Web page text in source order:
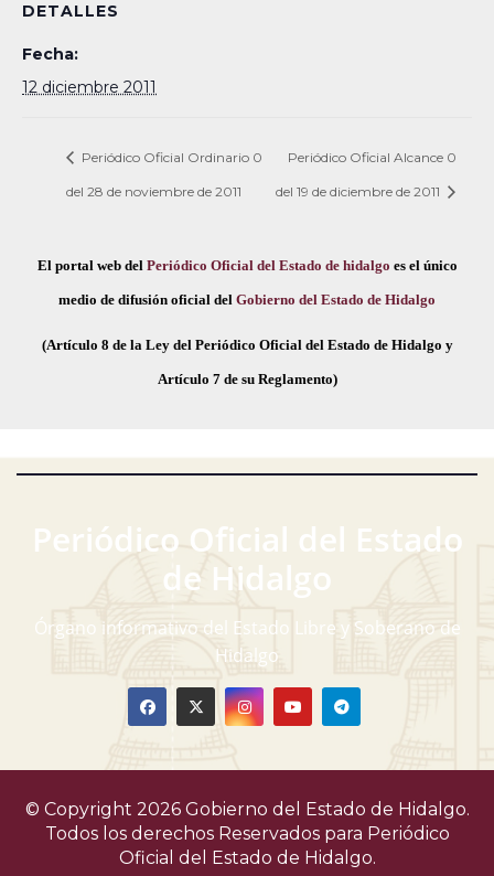
DETALLES
Fecha:
12 diciembre 2011
Periódico Oficial Ordinario 0
del 28 de noviembre de 2011
Periódico Oficial Alcance 0
del 19 de diciembre de 2011
El portal web del Periódico Oficial del Estado de hidalgo es el único
medio de difusión oficial del Gobierno del Estado de Hidalgo
(Artículo 8 de la Ley del Periódico Oficial del Estado de Hidalgo y
Artículo 7 de su Reglamento)
Periódico Oficial del Estado
de Hidalgo
Órgano informativo del Estado Libre y Soberano de
Hidalgo
© Copyright 2026 Gobierno del Estado de Hidalgo.
Todos los derechos Reservados para Periódico
Oficial del Estado de Hidalgo.